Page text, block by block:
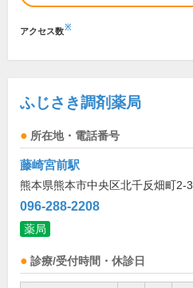
アクセス数※
ふじさき調剤薬局
所在地・電話番号
藤崎宮前駅
熊本県熊本市中央区北千反畑町2-3
096-288-2208
薬局
診療/受付時間・休診日